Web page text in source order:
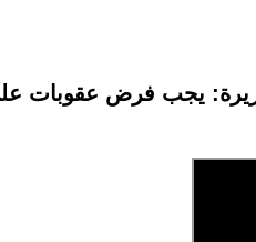
يجب فرض عقوبات